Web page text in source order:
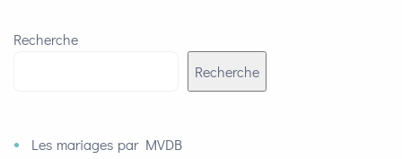
Recherche
Recherche
Les mariages par MVDB